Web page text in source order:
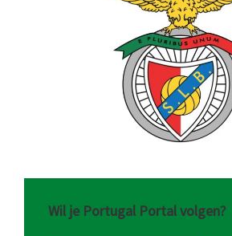
Wil je Portugal Portal volgen?